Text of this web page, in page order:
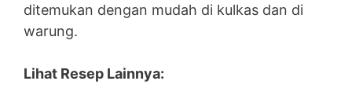
ditemukan dengan mudah di kulkas dan di
warung.
Lihat Resep Lainnya: